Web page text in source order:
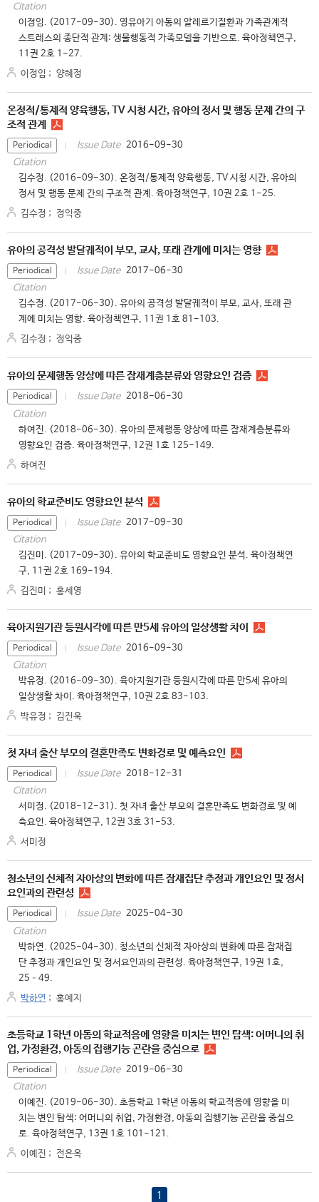
Citation
이정임. (2017-09-30). 영유아기 아동의 알레르기질환과 가족관계적
스트레스의 종단적 관계: 생물행동적 가족모델을 기반으로. 육아정책연구,
11권 2호 1-27.
이정임 ; 양혜정
온정적/통제적 양육행동, TV 시청 시간, 유아의 정서 및 행동 문제 간의 구
조적 관계
Periodical Issue Date 2016-09-30
Citation
김수정. (2016-09-30). 온정적/통제적 양육행동, TV 시청 시간, 유아의
정서 및 행동 문제 간의 구조적 관계. 육아정책연구, 10권 2호 1-25.
김수정 ; 정익중
유아의 공격성 발달궤적이 부모, 교사, 또래 관계에 미치는 영향
Periodical Issue Date 2017-06-30
Citation
김수정. (2017-06-30). 유아의 공격성 발달궤적이 부모, 교사, 또래 관
계에 미치는 영향. 육아정책연구, 11권 1호 81-103.
김수정 ; 정익중
유아의 문제행동 양상에 따른 잠재계층분류와 영향요인 검증
Periodical Issue Date 2018-06-30
Citation
하여진. (2018-06-30). 유아의 문제행동 양상에 따른 잠재계층분류와
영향요인 검증. 육아정책연구, 12권 1호 125-149.
하여진
유아의 학교준비도 영향요인 분석
Periodical Issue Date 2017-09-30
Citation
김진미. (2017-09-30). 유아의 학교준비도 영향요인 분석. 육아정책연
구, 11권 2호 169-194.
김진미 ; 홍세영
육아지원기관 등원시각에 따른 만5세 유아의 일상생활 차이
Periodical Issue Date 2016-09-30
Citation
박유정. (2016-09-30). 육아지원기관 등원시각에 따른 만5세 유아의
일상생활 차이. 육아정책연구, 10권 2호 83-103.
박유정 ; 김진욱
첫 자녀 출산 부모의 결혼만족도 변화경로 및 예측요인
Periodical Issue Date 2018-12-31
Citation
서미정. (2018-12-31). 첫 자녀 출산 부모의 결혼만족도 변화경로 및 예
측요인. 육아정책연구, 12권 3호 31-53.
서미정
청소년의 신체적 자아상의 변화에 따른 잠재집단 추정과 개인요인 및 정서
요인과의 관련성
Periodical Issue Date 2025-04-30
Citation
박하연. (2025-04-30). 청소년의 신체적 자아상의 변화에 따른 잠재집
단 추정과 개인요인 및 정서요인과의 관련성. 육아정책연구, 19권 1호,
25–49.
박하연 ; 홍예지
초등학교 1학년 아동의 학교적응에 영향을 미치는 변인 탐색: 어머니의 취
업, 가정환경, 아동의 집행기능 곤란을 중심으로
Periodical Issue Date 2019-06-30
Citation
이예진. (2019-06-30). 초등학교 1학년 아동의 학교적응에 영향을 미
치는 변인 탐색: 어머니의 취업, 가정환경, 아동의 집행기능 곤란을 중심으
로. 육아정책연구, 13권 1호 101-121.
이예진 ; 전은옥
1